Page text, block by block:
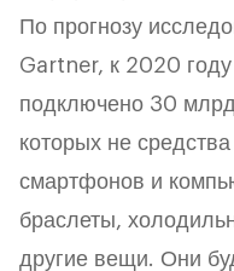
По прогнозу
Gartner, к 2020 году
подключено 30
которых не
смартфонов и
браслеты,
другие вещи. Они